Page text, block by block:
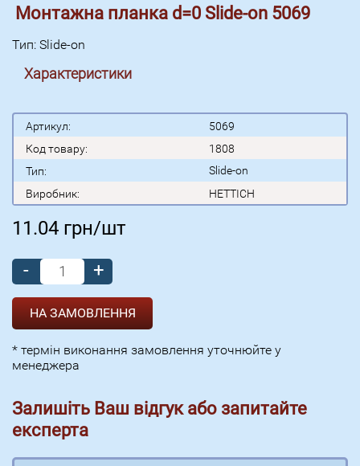
Монтажна планка d=0 Slide-on 5069
Тип: Slide-on
Характеристики
Артикул:
5069
Код товару:
1808
Тип:
Slide-on
Виробник:
HETTICH
11.04 грн/шт
-
+
* термін виконання замовлення уточнюйте у
менеджера
Залишіть Ваш відгук або запитайте
експерта